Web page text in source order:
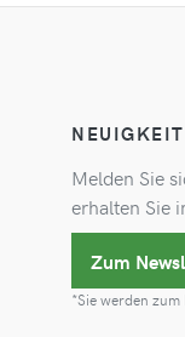
Melden Sie
erhalten Sie
Zum
*Sie werden